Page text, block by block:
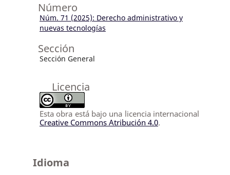
Número
Núm. 71 (2025): Derecho administrativo y
nuevas tecnologías
Sección
Sección General
Licencia
Esta obra está bajo una licencia internacional
Creative Commons Atribución 4.0.
Idioma